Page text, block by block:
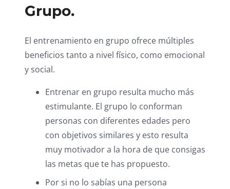
Grupo.
El entrenamiento en grupo ofrece múltiples
beneficios tanto a nivel físico, como emocional
y social.
Entrenar en grupo resulta mucho más
estimulante. El grupo lo conforman
personas con diferentes edades pero
con objetivos similares y esto resulta
muy motivador a la hora de que consigas
las metas que te has propuesto.
Por si no lo sabías una persona